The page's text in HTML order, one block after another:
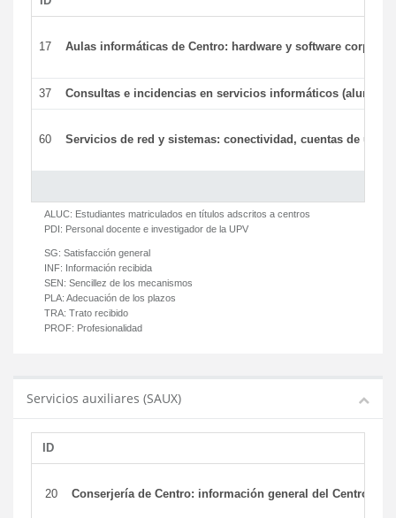
17 Aulas informáticas de Centro: hardware y software
37 Consultas e incidencias en servicios informáticos (alumnos)
60 Servicios de red y sistemas: conectividad, cuentas de
ALUC: Estudiantes matriculados en títulos adscritos a centros
PDI: Personal docente e investigador de la UPV
SG: Satisfacción general
INF: Información recibida
SEN: Sencillez de los mecanismos
PLA: Adecuación de los plazos
TRA: Trato recibido
PROF: Profesionalidad
Servicios auxiliares (SAUX)
ID
20 Conserjería de Centro: información general del Centro y